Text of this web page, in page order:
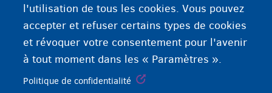
l'utilisation de tous les cookies. Vous pouvez
accepter et refuser certains types de cookies
et révoquer votre consentement pour l'avenir
à tout moment dans les « Paramètres ».
Politique de confidentialité